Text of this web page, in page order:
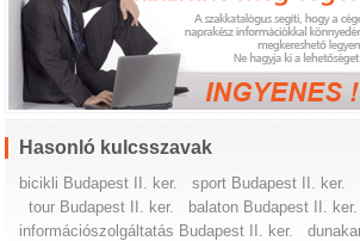
Hasonló kulcsszavak
bicikli Budapest II. ker. sport Budapest II. ker.
tour Budapest II. ker.
balaton Budapest II. ker.
információszolgáltatás Budapest II. ker.